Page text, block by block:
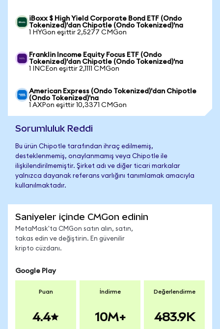
iBoxx $ High Yield Corporate Bond ETF (Ondo
Tokenized)'dan Chipotle (Ondo Tokenized)'na
1 HYGon eşittir 2,5277 CMGon
Franklin Income Equity Focus ETF (Ondo
Tokenized)'dan Chipotle (Ondo Tokenized)'na
1 INCEon eşittir 2,1111 CMGon
American Express (Ondo Tokenized)'dan Chipotle
(Ondo Tokenized)'na
1 AXPon eşittir 10,3371 CMGon
Sorumluluk Reddi
Bu ürün Chipotle tarafından ihraç edilmemiş,
desteklenmemiş, onaylanmamış veya Chipotle ile
ilişkilendirilmemiştir. Şirket adı ve diğer ticari markalar
yalnızca dayanak referans varlığını tanımlamak amacıyla
kullanılmaktadır.
Saniyeler içinde CMGon edinin
MetaMask'ta CMGon satın alın, satın,
takas edin ve değiştirin. En güvenilir
kripto cüzdanı.
Google Play
Puan
4.4
İndirme
10M+
Değerlendirme
483.9K